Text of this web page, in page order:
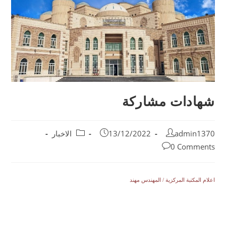
شهادات مشاركة
admin1370
13/12/2022
الاخبار
0 Comments
اعلام المكتبة المركزية / المهندس مهند